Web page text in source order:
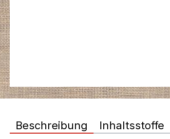
Beschreibung Inhaltsstoffe